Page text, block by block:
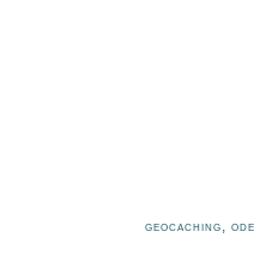
geocaching,